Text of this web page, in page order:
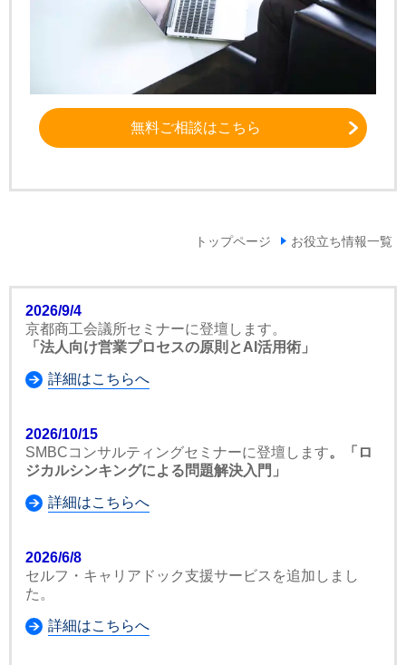
無料ご相談はこちら
トップページ お役立ち情報一覧
2026/9/4
京都商工会議所セミナーに登壇します。
「法人向け営業プロセスの原則とAI活用術」
詳細はこちらへ
2026/10/15
SMBCコンサルティングセミナーに登壇します。「ロ
ジカルシンキングによる問題解決入門」
詳細はこちらへ
2026/6/8
セルフ・キャリアドック支援サービスを追加しまし
た。
詳細はこちらへ